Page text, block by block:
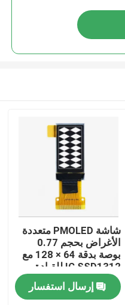
شاشة PMOLED متعددة
الأغراض بحجم 0.77
بوصة بدقة 64 × 128 مع
IC SSD1312 للقيادة
إرسال استفسار